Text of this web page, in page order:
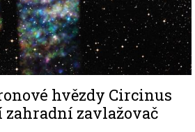
hvězdy Circinus
zavlažovač